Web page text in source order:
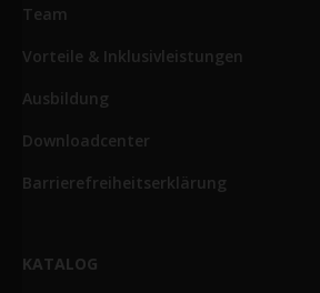
Team
Vorteile & Inklusivleistungen
Ausbildung
Downloadcenter
Barrierefreiheitserklärung
KATALOG